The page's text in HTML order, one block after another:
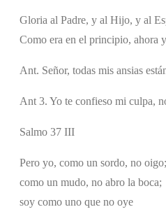
Gloria al Padre, y al Hijo, y al
Como era en el principio, ahora
Ant. Señor, todas mis ansias
Ant 3. Yo te confieso mi culpa,
Salmo 37 III
Pero yo, como un sordo, no oigo;
como un mudo, no abro la boca;
soy como uno que no oye